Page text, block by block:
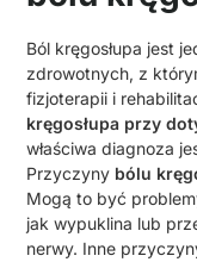
Ból kręgosłupa jest
zdrowotnych, z
fizjoterapii i
kręgosłupa przy
właściwa diagnoza
Przyczyny bólu
Mogą to być
jak wypuklina lub
nerwy. Inne